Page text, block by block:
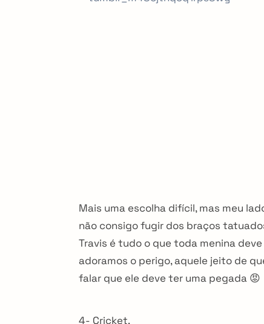
Mais uma escolha difícil, mas meu
não consigo fugir dos braços
Travis é tudo o que toda menina
adoramos o perigo, aquele jeito de
falar que ele deve ter uma pegada 😡
4- Cricket.